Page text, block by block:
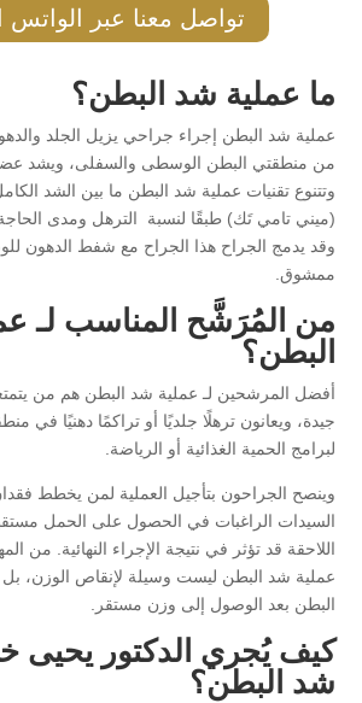
تواصل معنا عبر
ما عملية شد البطن؟
عملية شد البطن إجراء جراحي يزيل الجلد
من منطقتي البطن الوسطى والسفلى، ويشد
وتتنوع تقنيات عملية شد البطن ما بين الشد
(ميني تامي تَك) طبقًا لنسبة الترهل ومدى
وقد يدمج الجراح هذا الجراح مع شفط الدهون
ممشوق.
من المُرَشَّح المناسب لـ
البطن؟
أفضل المرشحين لـ عملية شد البطن هم من
جيدة، ويعانون ترهلًا جلديًا أو تراكمًا دهنيًا في
لبرامج الحمية الغذائية أو الرياضة.
وينصح الجراحون بتأجيل العملية لمن يخطط
السيدات الراغبات في الحصول على الحمل
اللاحقة قد تؤثر في نتيجة الإجراء النهائية. من
عملية شد البطن ليست وسيلة لإنقاص الوزن،
البطن بعد الوصول إلى وزن مستقر.
كيف يُجري الدكتور يحيى
شد البطن؟